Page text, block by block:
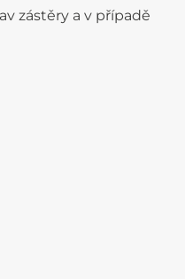
zástěry a v případě